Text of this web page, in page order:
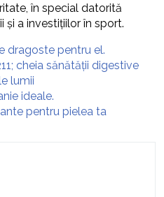
în special datorită
a investițiilor în sport.
dragoste pentru el.
cheia sănătății digestive
lumii
ideale.
pentru pielea ta